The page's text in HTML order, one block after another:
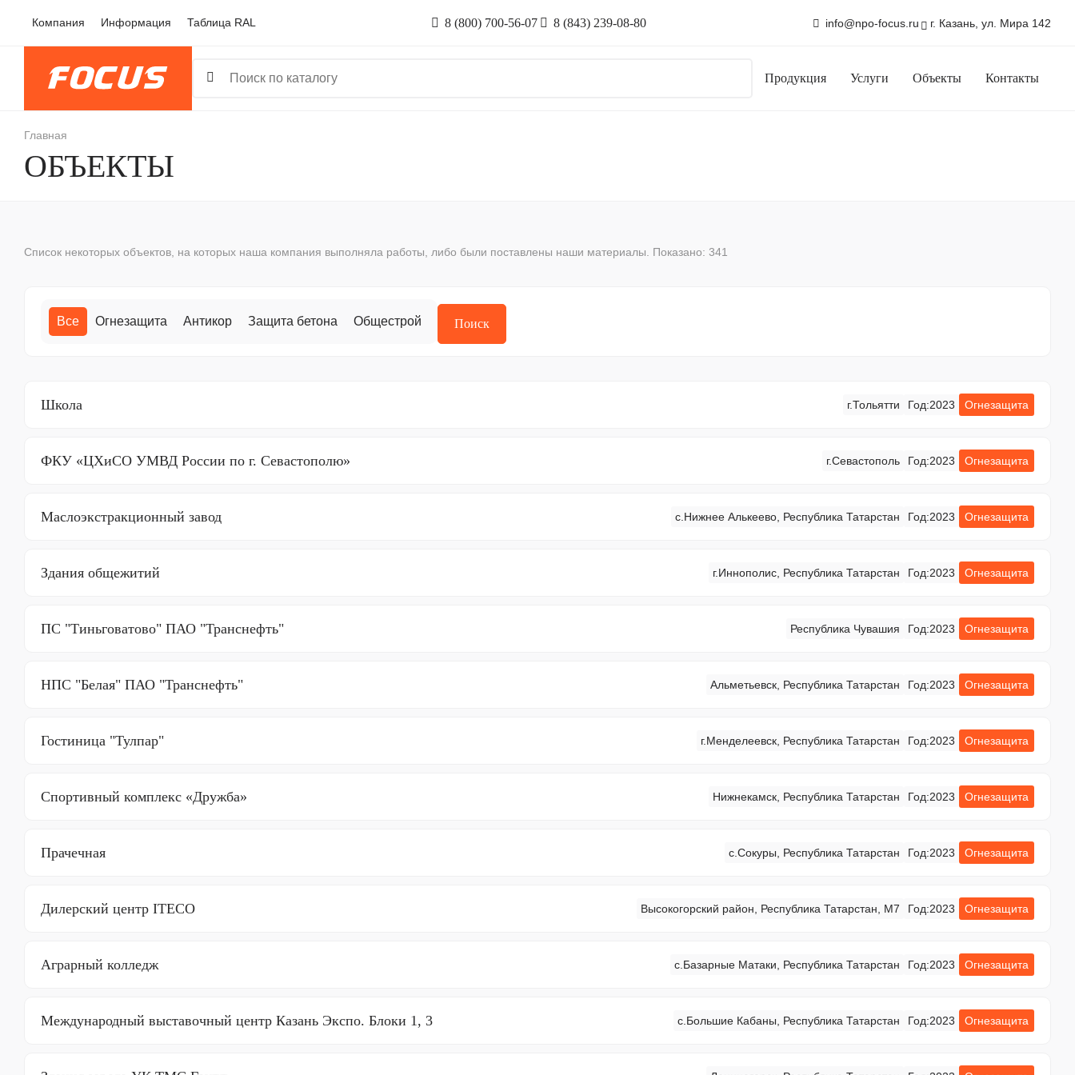
содержанию
Компания Информация Таблица RAL 8 (800) 700-56-07 8 (843) 239-08-80 info@npo-focus.ru г. Казань, ул. Мира 142
 Продукция Услуги Объекты Контакты
Строка
навигации
Главная
ОБЪЕКТЫ
Список некоторых объектов, на которых наша компания выполняла работы, либо были поставлены наши материалы. Показано: 341
Все Огнезащита Антикор Защита бетона Общестрой Поиск
Школа г.Тольятти Год:2023 Огнезащита
ФКУ «ЦХиСО УМВД России по г. Севастополю» г.Севастополь Год:2023 Огнезащита
Маслоэкстракционный завод с.Нижнее Алькеево, Республика Татарстан Год:2023 Огнезащита
Здания общежитий г.Иннополис, Республика Татарстан Год:2023 Огнезащита
ПС "Тиньговатово" ПАО "Транснефть" Республика Чувашия Год:2023 Огнезащита
НПС "Белая" ПАО "Транснефть" Альметьевск, Республика Татарстан Год:2023 Огнезащита
Гостиница "Тулпар" г.Менделеевск, Республика Татарстан Год:2023 Огнезащита
Спортивный комплекс «Дружба» Нижнекамск, Республика Татарстан Год:2023 Огнезащита
Прачечная с.Сокуры, Республика Татарстан Год:2023 Огнезащита
Дилерский центр ITECO Высокогорский район, Республика Татарстан, М7 Год:2023 Огнезащита
Аграрный колледж с.Базарные Матаки, Республика Татарстан Год:2023 Огнезащита
Международный выставочный центр Казань Экспо. Блоки 1, 3 с.Большие Кабаны, Республика Татарстан Год:2023 Огнезащита